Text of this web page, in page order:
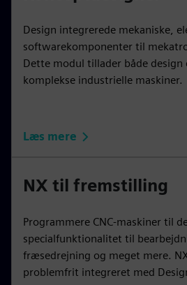
Design integrerede mekaniske,
softwarekomponenter til
Dette modul tillader både design
komplekse industrielle maskiner.
Læs mere
NX til fremstilling
Programmere CNC-maskiner til
specialfunktionalitet til
fræsedrejning og meget mere.
problemfrit integreret med